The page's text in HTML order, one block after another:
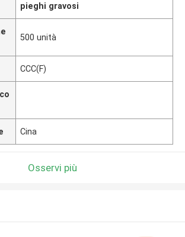
pieghi gravosi
500 unità
CCC(F)
Cina
Osservi più